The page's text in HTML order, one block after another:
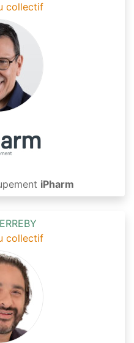
collectif
iPharm
collectif